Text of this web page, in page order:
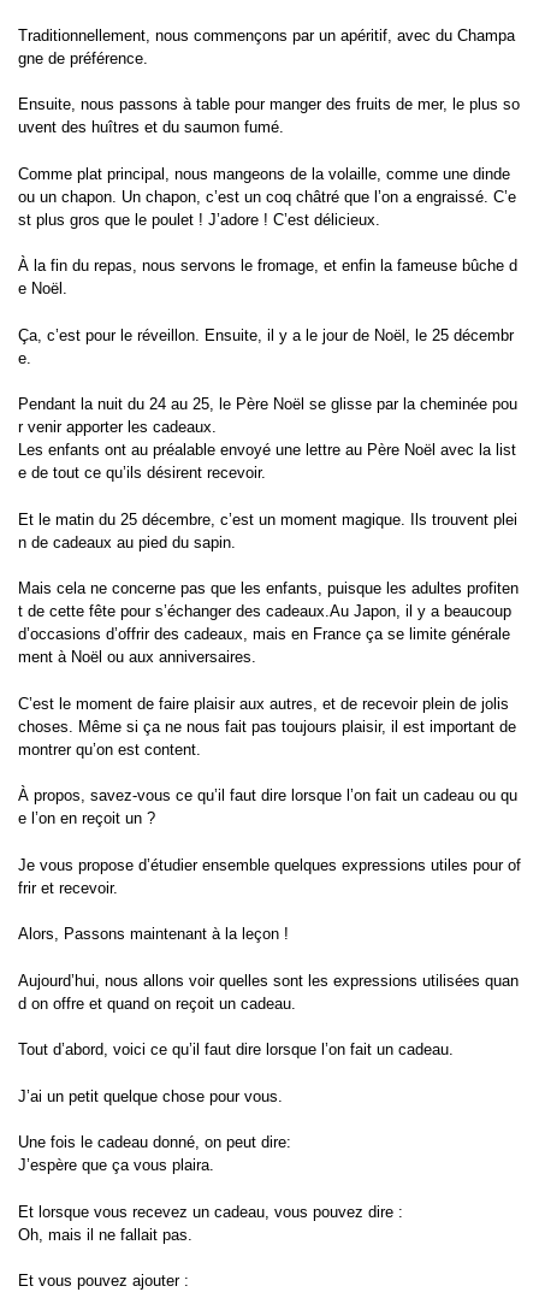
Traditionnellement, nous commençons par un apéritif, avec du Champa
gne de préférence.
Ensuite, nous passons à table pour manger des fruits de mer, le plus so
uvent des huîtres et du saumon fumé.
Comme plat principal, nous mangeons de la volaille, comme une dinde
ou un chapon. Un chapon, c’est un coq châtré que l’on a engraissé. C’e
st plus gros que le poulet ! J’adore ! C’est délicieux.
À la fin du repas, nous servons le fromage, et enfin la fameuse bûche d
e Noël.
Ça, c’est pour le réveillon. Ensuite, il y a le jour de Noël, le 25 décembr
e.
Pendant la nuit du 24 au 25, le Père Noël se glisse par la cheminée pou
r venir apporter les cadeaux.
Les enfants ont au préalable envoyé une lettre au Père Noël avec la list
e de tout ce qu’ils désirent recevoir.
Et le matin du 25 décembre, c’est un moment magique. Ils trouvent plei
n de cadeaux au pied du sapin.
Mais cela ne concerne pas que les enfants, puisque les adultes profiten
t de cette fête pour s’échanger des cadeaux.Au Japon, il y a beaucoup
d’occasions d’offrir des cadeaux, mais en France ça se limite générale
ment à Noël ou aux anniversaires.
C’est le moment de faire plaisir aux autres, et de recevoir plein de jolis
choses. Même si ça ne nous fait pas toujours plaisir, il est important de
montrer qu’on est content.
À propos, savez-vous ce qu’il faut dire lorsque l’on fait un cadeau ou qu
e l’on en reçoit un ?
Je vous propose d’étudier ensemble quelques expressions utiles pour of
frir et recevoir.
Alors, Passons maintenant à la leçon !
Aujourd’hui, nous allons voir quelles sont les expressions utilisées quan
d on offre et quand on reçoit un cadeau.
Tout d’abord, voici ce qu’il faut dire lorsque l’on fait un cadeau.
J’ai un petit quelque chose pour vous.
Une fois le cadeau donné, on peut dire:
J’espère que ça vous plaira.
Et lorsque vous recevez un cadeau, vous pouvez dire :
Oh, mais il ne fallait pas.
Et vous pouvez ajouter :